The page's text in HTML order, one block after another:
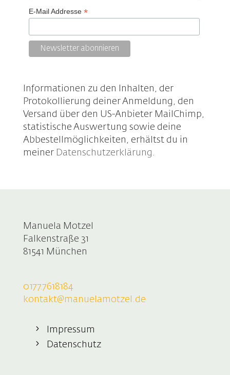
E-Mail Addresse *
Informationen zu den Inhalten, der
Protokollierung deiner Anmeldung, den
Versand über den US-Anbieter MailChimp,
statistische Auswertung sowie deine
Abbestellmöglichkeiten, erhältst du in
meiner Datenschutzerklärung .
Manuela Motzel
Falkenstraße 31
81541 München
0177.7618184
kontakt@manuelamotzel.de
Impressum
Datenschutz